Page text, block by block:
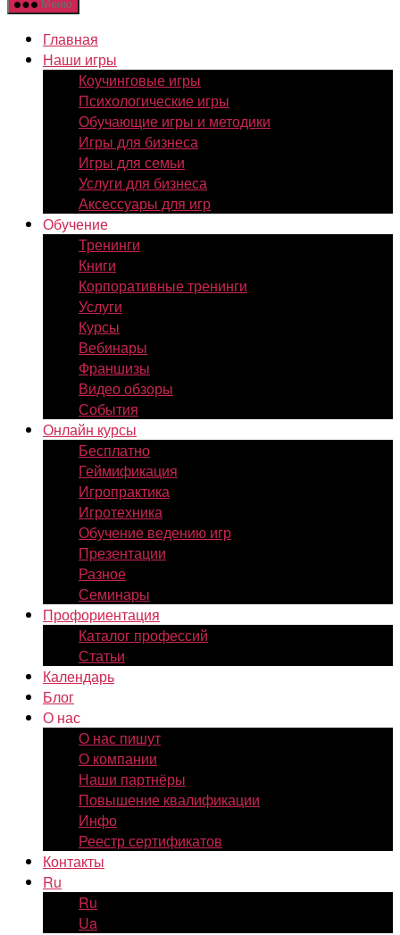
Меню
Главная
Наши игры
Коучинговые игры
Психологические игры
Обучающие игры и методики
Игры для бизнеса
Игры для семьи
Услуги для бизнеса
Аксессуары для игр
Обучение
Тренинги
Книги
Корпоративные тренинги
Услуги
Курсы
Вебинары
Франшизы
Видео обзоры
События
Онлайн курсы
Бесплатно
Геймификация
Игропрактика
Игротехника
Обучение ведению игр
Презентации
Разное
Семинары
Профориентация
Каталог профессий
Статьи
Календарь
Блог
О нас
О нас пишут
О компании
Наши партнёры
Повышение квалификации
Инфо
Реестр сертификатов
Контакты
Ru
Ru
Ua